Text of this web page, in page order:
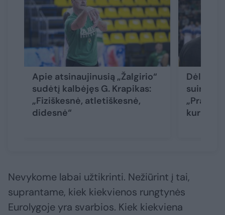
Apie atsinaujinusią „Žalgirio“
sudėtį kalbėjęs G. Krapikas:
„Fiziškesnė, atletiškesnė,
didesnė“
Dėl
suirzęs
kurią
Nevykome labai užtikrinti. Nežiūrint į tai,
suprantame, kiek kiekvienos rungtynės
Eurolygoje yra svarbios. Kiek kiekviena